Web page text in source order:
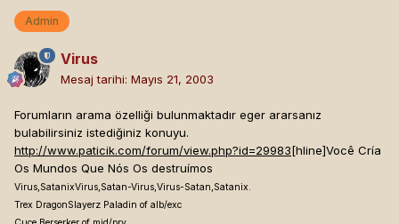
Admin
Virus
Mesaj tarihi: Mayıs 21, 2003
Forumların arama özelliği bulunmaktadır eger ararsanız
bulabilirsiniz istediğiniz konuyu.
http://www.paticik.com/forum/view.php?id=29983[hline]Você Cría
Os Mundos Que Nós Os destruímos
Virus,SatanixVirus,Satan-Virus,Virus-Satan,Satanix.
Trex DragonSlayerz Paladin of alb/exc